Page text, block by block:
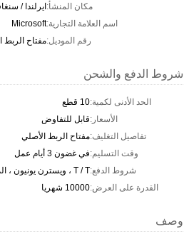
مكان المنشأ:ايرلندا /
اسم العلامة التجارية:Microsoft
رقم الموديل:مفتاح الربط
شروط الدفع والشحن
الحد الأدنى لكمية:10 قطع
الأسعار:قابل للتفاوض
تفاصيل التغليف:مفتاح الربط الأصلي
وقت التسليم:في غضون 3 أيام عمل
شروط الدفع:T / T ، ويسترن يونيون ، المال غرام ، WeChat
القدرة على العرض:10000 شهريا
وصف